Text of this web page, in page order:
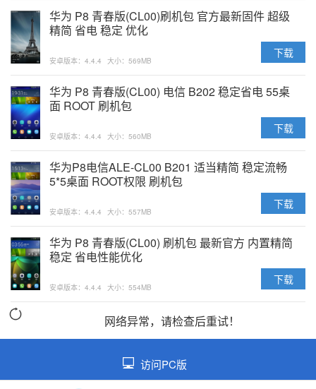
华为 P8 青春版(CL00)刷机包 官方最新固件 超级
精简 省电 稳定 优化
安卓版本：4.4.4 大小：569MB
下载
华为 P8 青春版(CL00) 电信 B202 稳定省电 55桌
面 ROOT 刷机包
安卓版本：4.4.4 大小：560MB
下载
华为P8电信ALE-CL00 B201 适当精简 稳定流畅
5*5桌面 ROOT权限 刷机包
安卓版本：4.4.4 大小：557MB
下载
华为 P8 青春版(CL00) 刷机包 最新官方 内置精简
稳定 省电性能优化
安卓版本：4.4.4 大小：554MB
下载
网络异常，请检查后重试！
访问PC版